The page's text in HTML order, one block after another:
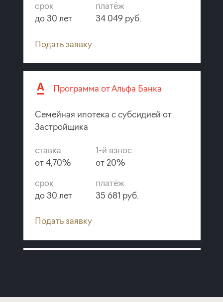
срок
до 30 лет
платёж
34 049 руб.
Подать заявку
Программа от Альфа Банка
Семейная ипотека с субсидией от
Застройщика
ставка
от 4,70%
1-й взнос
от 20%
срок
до 30 лет
платёж
35 681 руб.
Подать заявку